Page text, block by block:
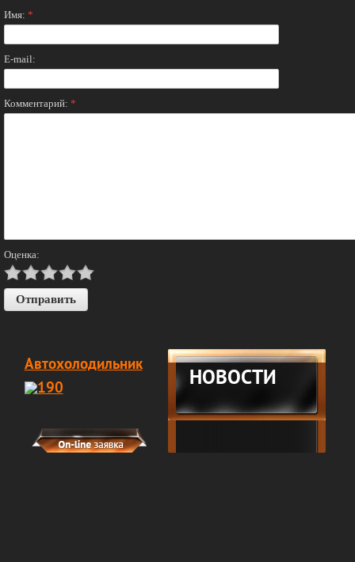
Имя: *
E-mail:
Комментарий: *
Оценка:
Автохолодильник
НОВОСТИ